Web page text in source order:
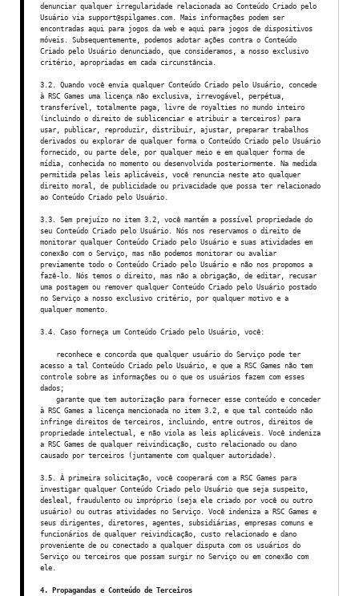
denunciar qualquer irregularidade relacionada ao Conteúdo Criado pelo
Usuário via support@spilgames.com. Mais informações podem ser
encontradas aqui para jogos da web e aqui para jogos de dispositivos
móveis. Subsequentemente, podemos adotar ações contra o Conteúdo
Criado pelo Usuário denunciado, que consideramos, a nosso exclusivo
critério, apropriadas em cada circunstância.
3.2. Quando você envia qualquer Conteúdo Criado pelo Usuário, concede
à RSC Games uma licença não exclusiva, irrevogável, perpétua,
transferível, totalmente paga, livre de royalties no mundo inteiro
(incluindo o direito de sublicenciar e atribuir a terceiros) para
usar, publicar, reproduzir, distribuir, ajustar, preparar trabalhos
derivados ou explorar de qualquer forma o Conteúdo Criado pelo Usuário
fornecido, ou parte dele, por qualquer meio e em qualquer forma de
mídia, conhecida no momento ou desenvolvida posteriormente. Na medida
permitida pelas leis aplicáveis, você renuncia neste ato qualquer
direito moral, de publicidade ou privacidade que possa ter relacionado
ao Conteúdo Criado pelo Usuário.
3.3. Sem prejuízo no item 3.2, você mantém a possível propriedade do
seu Conteúdo Criado pelo Usuário. Nós nos reservamos o direito de
monitorar qualquer Conteúdo Criado pelo Usuário e suas atividades em
conexão com o Serviço, mas não podemos monitorar ou avaliar
previamente todo o Conteúdo Criado pelo Usuário e não nos propomos a
fazê-lo. Nós temos o direito, mas não a obrigação, de editar, recusar
uma postagem ou remover qualquer Conteúdo Criado pelo Usuário postado
no Serviço a nosso exclusivo critério, por qualquer motivo e a
qualquer momento.
3.4. Caso forneça um Conteúdo Criado pelo Usuário, você:
reconhece e concorda que qualquer usuário do Serviço pode ter
acesso a tal Conteúdo Criado pelo Usuário, e que a RSC Games não tem
controle sobre as informações ou o que os usuários fazem com esses
dados;
garante que tem autorização para fornecer esse conteúdo e conceder
à RSC Games a licença mencionada no item 3.2, e que tal conteúdo não
infringe direitos de terceiros, incluindo, entre outros, direitos de
propriedade intelectual, e não viola as leis aplicáveis. Você indeniza
a RSC Games de qualquer reivindicação, custo relacionado ou dano
causado por terceiros (juntamente com qualquer autoridade).
3.5. À primeira solicitação, você cooperará com a RSC Games para
investigar qualquer Conteúdo Criado pelo Usuário que seja suspeito,
desleal, fraudulento ou impróprio (seja ele criado por você ou outro
usuário) ou outras atividades no Serviço. Você indeniza a RSC Games e
seus dirigentes, diretores, agentes, subsidiárias, empresas comuns e
funcionários de qualquer reivindicação, custo relacionado e dano
proveniente de ou conectado a qualquer disputa com os usuários do
Serviço ou terceiros que possam surgir no Serviço ou em conexão com
ele.
4. Propagandas e Conteúdo de Terceiros